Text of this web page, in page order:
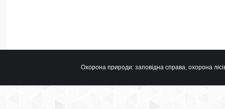
Охорона природи: заповідна справа, охорона